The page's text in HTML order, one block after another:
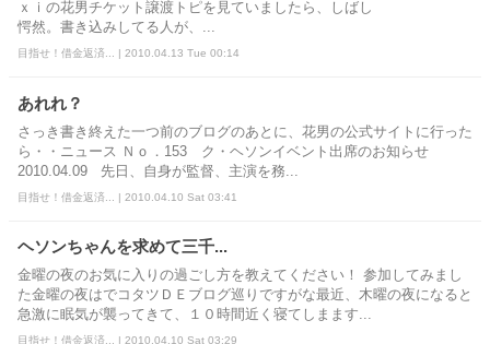
ｘｉの花男チケット譲渡トピを見ていましたら、しばし
愕然。書き込みしてる人が、...
目指せ！借金返済... | 2010.04.13 Tue 00:14
あれれ？
さっき書き終えた一つ前のブログのあとに、花男の公式サイトに行った
ら・・ニュース Ｎｏ．153 ク・ヘソンイベント出席のお知らせ
2010.04.09 先日、自身が監督、主演を務...
目指せ！借金返済... | 2010.04.10 Sat 03:41
ヘソンちゃんを求めて三千...
金曜の夜のお気に入りの過ごし方を教えてください！ 参加してみまし
た金曜の夜はでコタツＤＥブログ巡りですがな最近、木曜の夜になると
急激に眠気が襲ってきて、１０時間近く寝てしまます...
目指せ！借金返済... | 2010.04.10 Sat 03:29